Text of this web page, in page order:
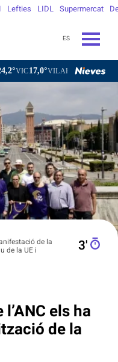
Lefties LIDL Supermercat
ES
VILAFRANCA DEL PENEDÈS
de la
de la UE i
3′
els ha
de la